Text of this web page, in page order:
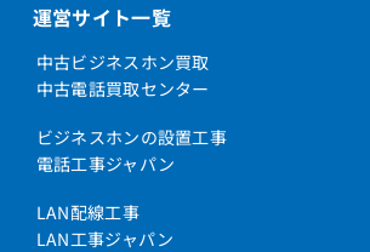
運営サイト一覧
中古ビジネスホン買取
中古電話買取センター
ビジネスホンの設置工事
電話工事ジャパン
LAN配線工事
LAN工事ジャパン